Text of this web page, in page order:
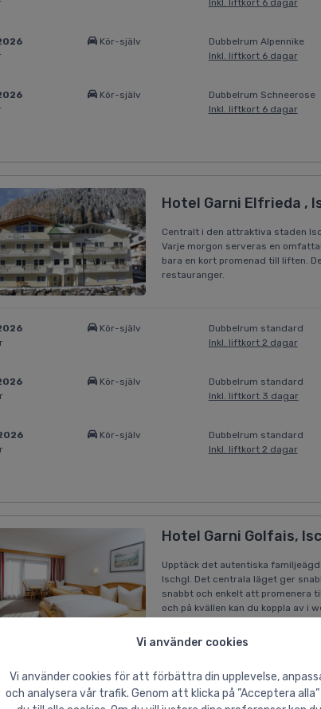
Vi använder cookies
Vi använder cookies för att förbättra din upplevelse,
och analysera vår trafik. Genom att klicka på ”Acceptera
Inkl. liftkort 6 dagar
Kör-själv
Dubbelrum Alpennike
Inkl. liftkort 6 dagar
Kör-själv
Dubbelrum Schneerose
Inkl. liftkort 6 dagar
Hotel Garni Elfrieda ,
Centralt i den attraktiva staden
Varje morgon serveras en
bara en kort promenad till liften.
restauranger.
Kör-själv
Dubbelrum standard
Inkl. liftkort 2 dagar
Kör-själv
Dubbelrum standard
Inkl. liftkort 3 dagar
Kör-själv
Dubbelrum standard
Inkl. liftkort 2 dagar
Hotel Garni Golfais,
Upptäck det autentiska
Ischgl. Det centrala läget ger
snabbt och enkelt att promenera
och på kvällen kan du koppla av i
parkeringsplats för en avgift på
Inkl. liftkort 6 dagar